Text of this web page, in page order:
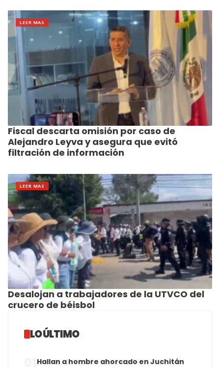
LEER MAS
Fiscal descarta omisión por caso de
Alejandro Leyva y asegura que evitó
filtración de información
LEER MAS
Desalojan a trabajadores de la UTVCO del
crucero de béisbol
LO ÚLTIMO
Hallan a hombre ahorcado en Juchitán